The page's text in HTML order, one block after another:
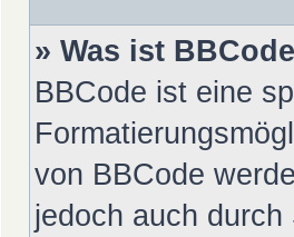
» Was ist
BBCode ist eine
von BBCode
jedoch auch